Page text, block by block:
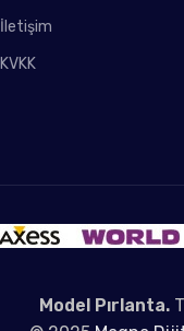
İletişim
KVKK
Model Pırlanta.